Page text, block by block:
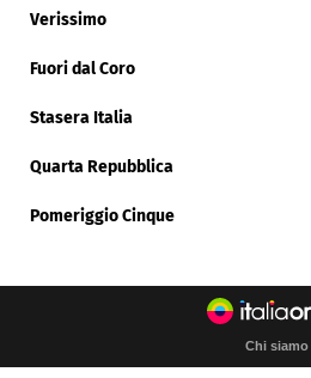
Verissimo
Fuori dal Coro
Stasera Italia
Quarta Repubblica
Pomeriggio Cinque
Chi siamo